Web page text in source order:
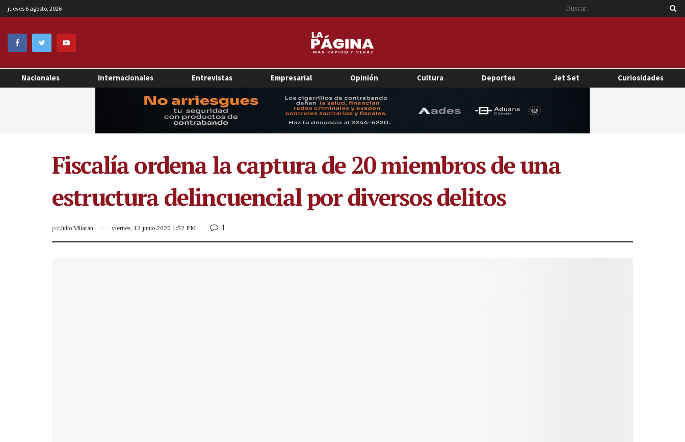
jueves 6 agosto, 2026
Nacionales Internacionales Entrevistas Empresarial Opinión Cultura Deportes Jet Set Curiosidades
Fiscalía ordena la captura de 20 miembros de una
estructura delincuencial por diversos delitos
porJulio Villarán viernes, 12 junio 2020 1:52 PM 1